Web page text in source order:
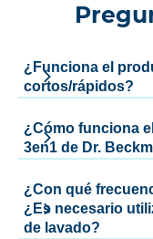
¿Funciona el
cortos/rápidos?
¿Cómo funciona
3en1 de Dr.
¿Con qué
¿Es necesario
de lavado?